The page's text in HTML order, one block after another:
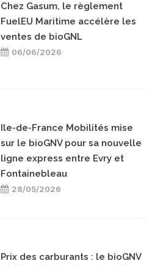
Chez Gasum, le règlement
FuelEU Maritime accélère les
ventes de bioGNL
06/06/2026
Ile-de-France Mobilités mise
sur le bioGNV pour sa nouvelle
ligne express entre Evry et
Fontainebleau
28/05/2026
Prix des carburants : le bioGNV